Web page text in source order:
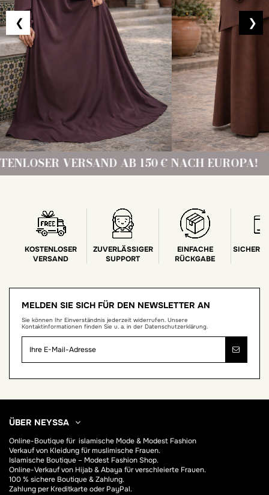
❮ ❯
VERSAND AB 150 € NACH EUROPA!
KOSTENLOSER
VERSAND
ZUVERLÄSSIGER
SUPPORT
EINFACHE
RÜCKGABE
SICHERE
MELDEN SIE SICH FÜR DEN NEWSLETTER AN
Sie können Ihr Einverständnis jederzeit widerrufen. Unsere
Kontaktinformationen finden Sie u. a. in der Datenschutzerklärung.
ÜBER NEYSSA
Online-Boutique für islamische Mode & Modest Fashion
Verkauf von Kleidung für muslimische Frauen.
Islamische Boutique – Modest Fashion Shop.
Online-Verkauf von Hijab &Abaya für verschleierte Frauen.
100 % sichere Boutique & Zahlung.
Zahlung per Kreditkarte oder PayPal.